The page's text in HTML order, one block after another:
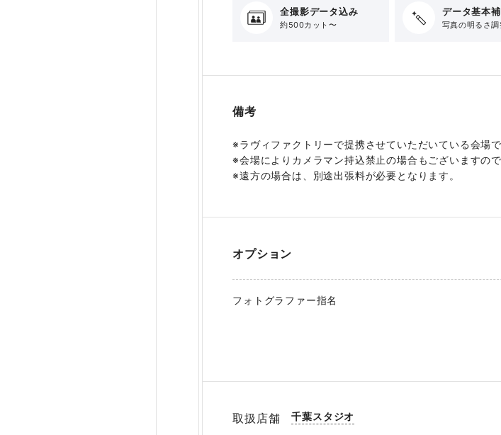
全撮影データ込み
約500カット〜
データ基本
写真の明るさ調
備考
※ラヴィファクトリーで提携させていただいている会場
※会場によりカメラマン持込禁止の場合もございますの
※遠方の場合は、別途出張料が必要となります。
オプション
フォトグラファー指名
取扱店舗 千葉スタジオ